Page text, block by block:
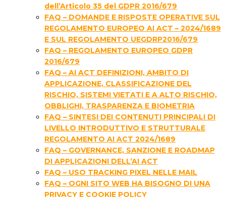
dell’Articolo 35 del GDPR 2016/679
FAQ – DOMANDE E RISPOSTE OPERATIVE SUL
REGOLAMENTO EUROPEO AI ACT – 2024/1689
E SUL REGOLAMENTO UEGDRP2016/679
FAQ – REGOLAMENTO EUROPEO GDPR
2016/679
FAQ – AI ACT DEFINIZIONI, AMBITO DI
APPLICAZIONE, CLASSIFICAZIONE DEL
RISCHIO, SISTEMI VIETATI E A ALTO RISCHIO,
OBBLIGHI, TRASPARENZA E BIOMETRIA
FAQ – SINTESI DEI CONTENUTI PRINCIPALI DI
LIVELLO INTRODUTTIVO E STRUTTURALE
REGOLAMENTO AI ACT 2024/1689
FAQ – GOVERNANCE, SANZIONE E ROADMAP
DI APPLICAZIONI DELL’AI ACT
FAQ – USO TRACKING PIXEL NELLE MAIL
FAQ – OGNI SITO WEB HA BISOGNO DI UNA
PRIVACY E COOKIE POLICY